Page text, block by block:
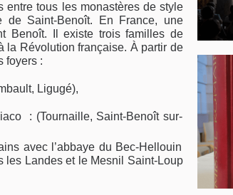
entre tous les monastères de style
Saint-Benoît. En France, une
Benoît. Il existe trois familles de
la Révolution française. À partir de
foyers :
Ligugé),
: (Tournaille, Saint-Benoît sur-
avec l’abbaye du Bec-Hellouin
les Landes et le Mesnil Saint-Loup